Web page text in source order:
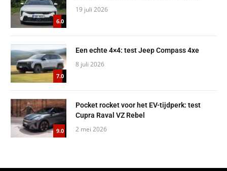
6.0
19 juli 2026
7.0
Een echte 4×4: test Jeep Compass 4xe
8 juli 2026
9.0
Pocket rocket voor het EV-tijdperk: test
Cupra Raval VZ Rebel
2 mei 2026